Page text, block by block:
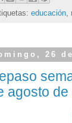
educación,
26
agosto de